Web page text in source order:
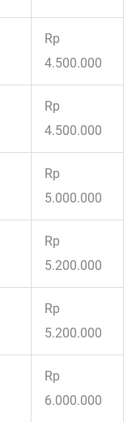
Rp
4.500.000
Rp
4.500.000
Rp
5.000.000
Rp
5.200.000
Rp
5.200.000
Rp
6.000.000